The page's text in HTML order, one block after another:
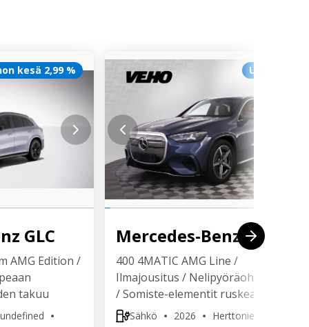
kesä 2,99 %
GLC
AMG Edition /
takuu
Uusi auto
Mercedes-Benz GLC
400 4MATIC AMG Line /
Ilmajousitus / Nelipyöräohjaus 4.5°
/ Somiste-elementit ruskeaa koivua
Sähkö 2026 Herttoniemi